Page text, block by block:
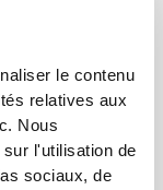
le contenu
relatives aux
Nous
l'utilisation de
sociaux, de